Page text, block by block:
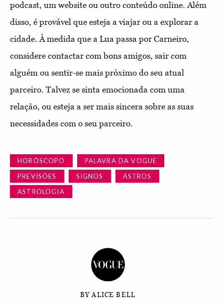
podcast, um website ou outro conteúdo online. Além
disso, é provável que esteja a viajar ou a explorar a
cidade. À medida que a Lua passa por Carneiro,
considere contactar com bons amigos, sair com
alguém ou sentir-se mais próximo do seu atual
parceiro. Talvez se sinta emocionada com uma
relação, ou esteja a ser mais sincera sobre as suas
necessidades com o seu parceiro.
HORÓSCOPO
PALAVRA DA VOGUE
PREVISÕES
SIGNOS
ASTROS
ASTROLOGIA
BY ALICE BELL